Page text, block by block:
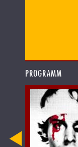
PROGRAMM